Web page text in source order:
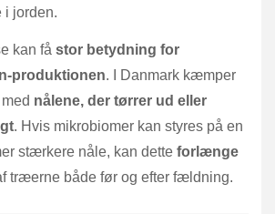
i jorden.
kan få stor betydning for
produktionen. I Danmark kæmper
nålene, der tørrer ud eller
. Hvis mikrobiomer kan styres på en
stærkere nåle, kan dette forlænge
træerne både før og efter fældning.